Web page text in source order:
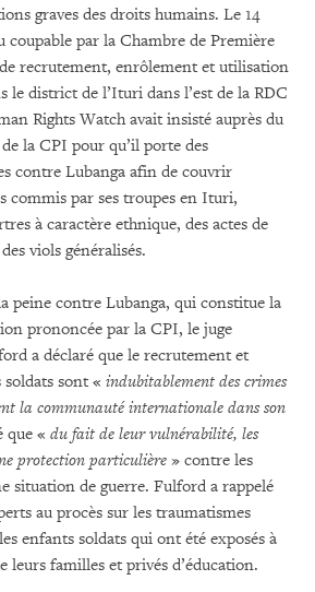
graves des droits humains. Le 14
coupable par la Chambre de Première
recrutement, enrôlement et utilisation
le district de l’Ituri dans l’est de la RDC
Rights Watch avait insisté auprès du
la CPI pour qu’il porte des
contre Lubanga afin de couvrir
commis par ses troupes en Ituri,
à caractère ethnique, des actes de
viols généralisés.
peine contre Lubanga, qui constitue la
prononcée par la CPI, le juge
a déclaré que le recrutement et
sont « indubitablement des crimes
la communauté internationale dans son
que « du fait de leur vulnérabilité, les
protection particulière » contre les
situation de guerre. Fulford a rappelé
au procès sur les traumatismes
enfants soldats qui ont été exposés à
leurs familles et privés d’éducation.